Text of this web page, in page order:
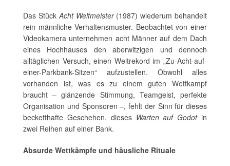
Das StückAcht Weltmeister(1987) wiederum behandelt
rein männliche Verhaltensmuster. Beobachtet von einer
Videokamera unternehmen acht Männer auf dem Dach
eines Hochhauses den aberwitzigen und dennoch
alltäglichen Versuch, einen Weltrekord im „Zu-Acht-auf-
einer-Parkbank-Sitzen“ aufzustellen. Obwohl alles
vorhanden ist, was es zu einem guten Wettkampf
braucht – glänzende Stimmung, Teamgeist, perfekte
Organisation und Sponsoren –, fehlt der Sinn für dieses
becketthafte Geschehen, dieses Warten auf Godotin
zwei Reihen auf einer Bank.
Absurde Wettkämpfe und häusliche Rituale